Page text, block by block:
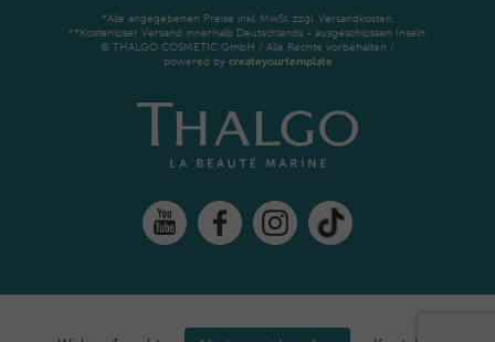
*Alle angegebenen Preise inkl. MwSt. zzgl. Versandkosten.
**Kostenloser Versand innerhalb Deutschlands - ausgeschlossen Inseln.
© THALGO COSMETIC GmbH / Alle Rechte vorbehalten /
powered by createyourtemplate